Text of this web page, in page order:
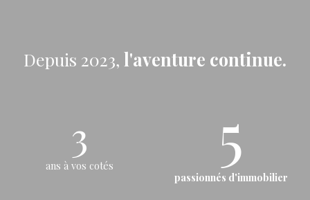
Depuis 2023, l'aventure continue.
3
ans à vos cotés 5
passionnés d'immobilier